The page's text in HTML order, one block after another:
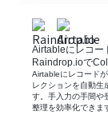
す。
次に、ト
ルを受信
次に、オ
抽出する
URLやタ
Airtableにレコー
Raindrop.ioで
Airtableにレコード
レクションを自動生
す。手入力の手間や
整理を効率化できま